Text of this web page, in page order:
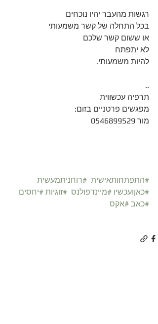
רגשות מהעבר יהיו נוכחים
בכל התחלה של קשר משמעותי
או ששום קשר שלכם
לא יתפתח
להיות משמעותי.
..
תרפיה עכשווית
מפגשים פרטניים בזום:
מור 0546899529
#התפתחותאישית #רוחניתמעשית
#כאןועכשיו #מיינדפולנס #זוגיות #יחסים
#כאב #אקס